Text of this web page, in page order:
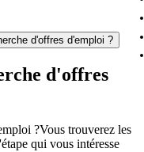
d'offres d'emploi ?
d'offres
?Vous trouverez les
qui vous intéresse